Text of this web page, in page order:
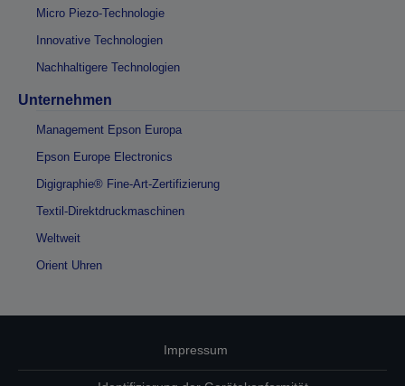
Micro Piezo-Technologie
Innovative Technologien
Nachhaltigere Technologien
Unternehmen
Management Epson Europa
Epson Europe Electronics
Digigraphie® Fine-Art-Zertifizierung
Textil-Direktdruckmaschinen
Weltweit
Orient Uhren
Impressum